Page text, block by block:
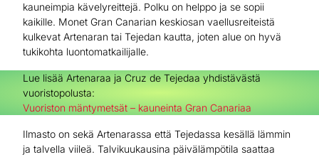
kauneimpia kävelyreittejä. Polku on helppo ja se sopii
kaikille. Monet Gran Canarian keskiosan vaellusreiteistä
kulkevat Artenaran tai Tejedan kautta, joten alue on hyvä
tukikohta luontomatkailijalle.
Lue lisää Artenaraa ja Cruz de Tejedaa yhdistävästä
vuoristopolusta:
Vuoriston mäntymetsät – kauneinta Gran Canariaa
Ilmasto on sekä Artenarassa että Tejedassa kesällä lämmin
ja talvella viileä. Talvikuukausina päivälämpötila saattaa